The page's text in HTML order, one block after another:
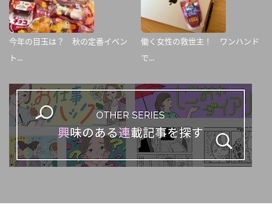
今年の目玉は？ 秋の定番イベン
ト...
働く女性の救世主！ ワンハンド
で...